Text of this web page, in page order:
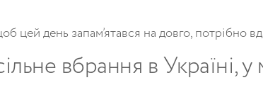
цейдень запам’ятався надовго,потрібно
вбрання вУкраїні,у